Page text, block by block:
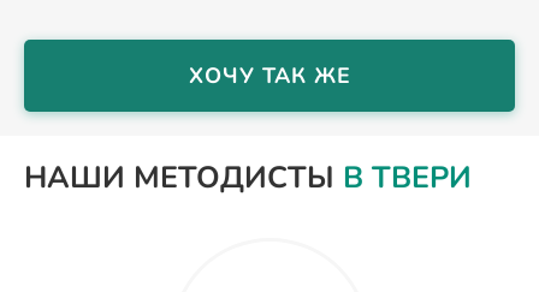
ХОЧУ ТАК ЖЕ
НАШИ МЕТОДИСТЫ В ТВЕРИ